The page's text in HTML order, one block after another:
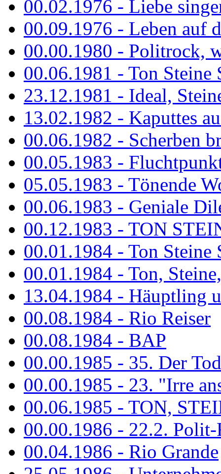
00.02.1976 - Liebe
00.09.1976 - Leben auf
00.00.1980 - Politrock,
00.06.1981 - Ton Steine
23.12.1981 - Ideal,
13.02.1982 - Kaputtes
00.06.1982 - Scherben
00.05.1983 -
05.05.1983 - Tönende
00.06.1983 - Geniale
00.12.1983 - TON
00.01.1984 - Ton Steine
00.01.1984 - Ton,
13.04.1984 - Häuptling
00.08.1984 - Rio Reiser
00.08.1984 - BAP
00.00.1985 - 35. Der
00.00.1985 - 23. "Irre
00.06.1985 - TON,
00.00.1986 - 22.2.
00.04.1986 - Rio Grande